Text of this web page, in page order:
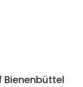
Bienenbüttel